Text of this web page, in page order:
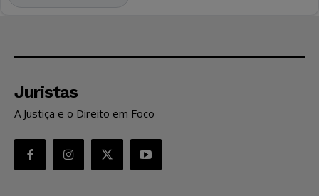
Juristas
A Justiça e o Direito em Foco